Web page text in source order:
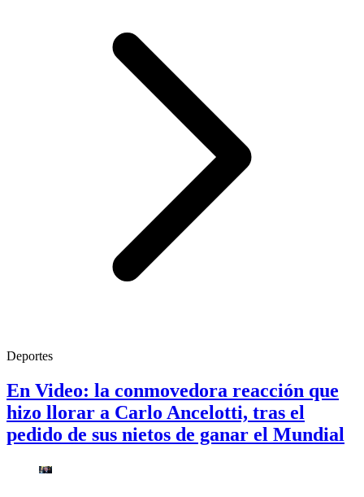
Deportes
En Video: la conmovedora reacción que
hizo llorar a Carlo Ancelotti, tras el
pedido de sus nietos de ganar el Mundial